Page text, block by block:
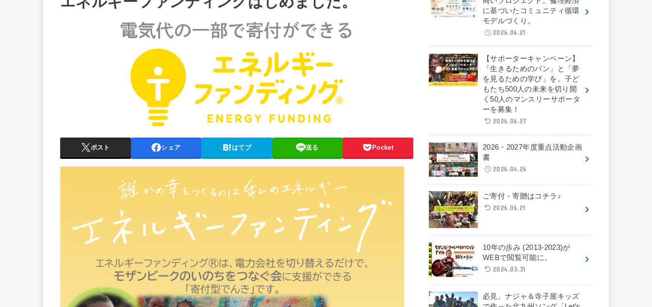
ポスト シェア はてブ 送る Pocket
に基づいたコミュニティ循環
モデルづくり。
2026.06.21
【サポーターキャンペーン】
「生きるためのパン」と「夢
を見るための学び」を。子ど
もたち500人の未来を切り開
く50人のマンスリーサポータ
ーを募集！
2026.06.27
2026・2027年度重点活動企画
書
2026.04.26
ご寄付・寄贈はコチラ♪
2026.06.21
10年の歩み (2013-2023)が
WEBで閲覧可能に。
2024.03.31
必見。ナジャ＆寺子屋キッズ